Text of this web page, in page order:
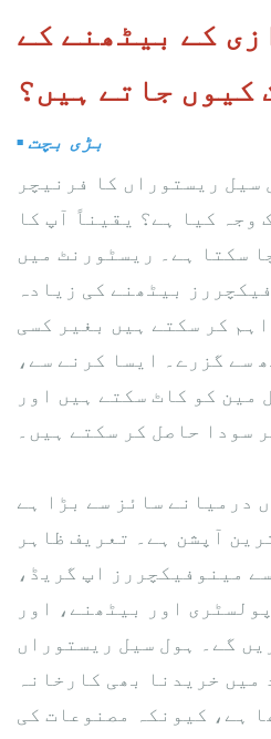
کے بیٹھنے کے
کیوں جاتے ہیں؟
▪ بڑی بچت
سیل ریستوراں کا فرنیچر
وجہ کیا ہے؟ یقیناً آپ کا
سکتا ہے۔ ریسٹورنٹ میں
بیٹھنے کی زیادہ
کر سکتے ہیں بغیر کسی
سے گزرے۔ ایسا کرنے سے،
مین کو کاٹ سکتے ہیں اور
سودا حاصل کر سکتے ہیں۔
درمیانے سائز سے بڑا ہے
آپشن ہے۔ تعریف ظاہر
مینوفیکچررز اپ گریڈ،
اور بیٹھنے، اور
گے۔ ہول سیل ریستوراں
میں خریدنا بھی کارخانہ
ہے، کیونکہ مصنوعات کی